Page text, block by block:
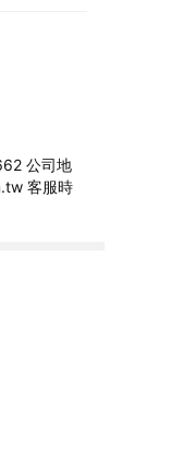
公司地
客服時